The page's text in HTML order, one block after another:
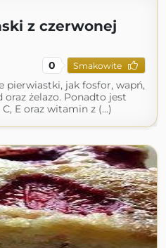
z czerwonej
0 Smakowite
pierwiastki, jak fosfor, wapń,
żelazo. Ponadto jest
E oraz witamin z (...)